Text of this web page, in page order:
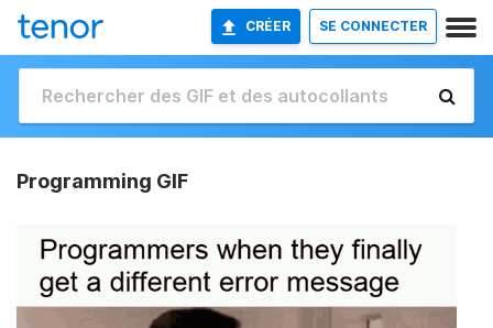
CRÉER SE CONNECTER
Programming GIF